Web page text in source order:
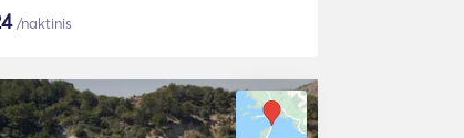
/naktinis